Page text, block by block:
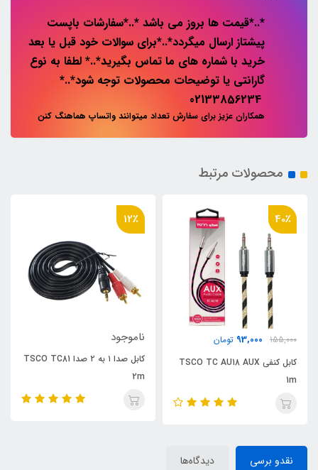
*..*قیمت ها بروز می باشد *..*سفارشات باپست
پیشتاز ارسال میگردد*..*برای سوالات خود قبل یا بعد
خرید با شماره های ما تماس بگیرید*..* لطفا به نوع
گارانتی یا توضیحات محصولات توجه شود*..*
همکاران عزیز برای سفارش تعداد میتوانند واتساپ هماهنگ کنن
محصولات مرتبط
40٪
155,000
93,000 تومان
کابل کنفی TSCO TC AU18 AUX
1m
12٪
ناموجود
کابل صدا ۱ به ۲ صدا TSCO TC81
2m
نقدو برسی دیدگاه‌ها